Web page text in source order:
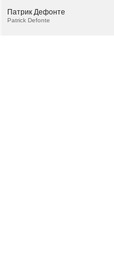
Патрик Дефонте
Patrick Defonte